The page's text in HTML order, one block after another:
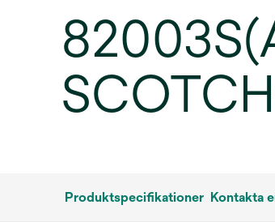
Produktspecifikationer Kontakta